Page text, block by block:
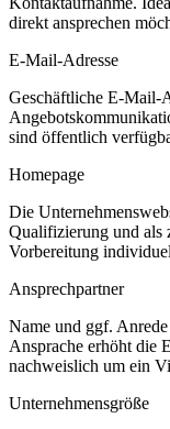
direkt ansprechen
E-Mail-Adresse
Geschäftliche E-Mail-
sind öffentlich
Homepage
Die
Qualifizierung und als
Vorbereitung
Ansprechpartner
Name und ggf.
Ansprache erhöht die
nachweislich um ein
Unternehmensgröße